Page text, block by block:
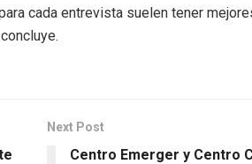
cada entrevista suelen tener
Next Post
Centro Emerger y Centro